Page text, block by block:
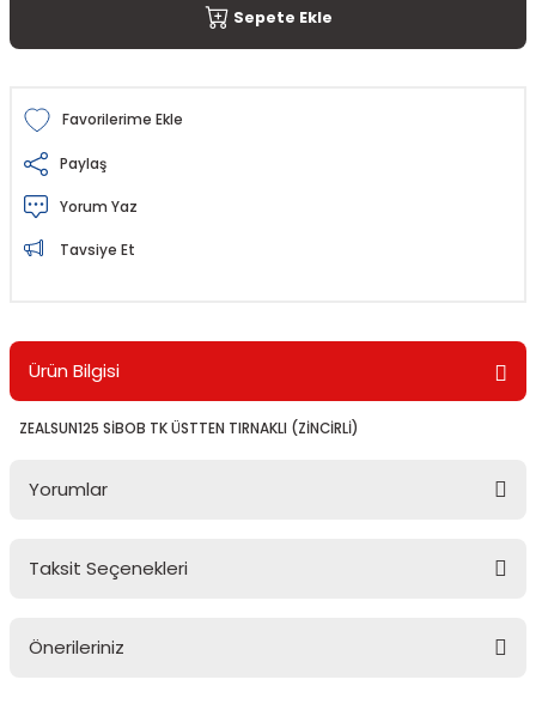
Sepete Ekle
Paylaş
Yorum Yaz
Tavsiye Et
Ürün Bilgisi
ZEALSUN125 SİBOB TK ÜSTTEN TIRNAKLI (ZİNCİRLİ)
Yorumlar
Taksit Seçenekleri
Önerileriniz